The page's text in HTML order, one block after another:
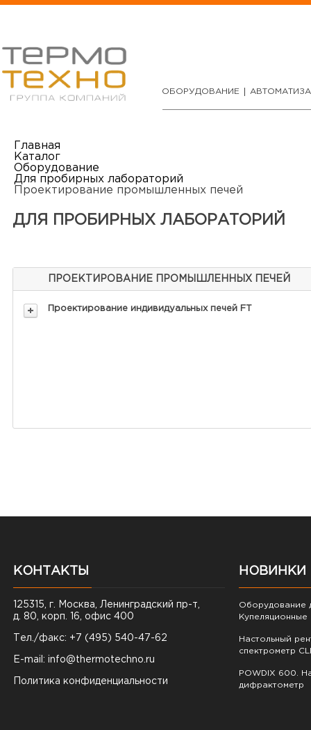
ОБОРУДОВАНИЕ
Главная
Каталог
Оборудование
Для пробирных лабораторий
Проектирование промышленных печей
ДЛЯ ПРОБИРНЫХ ЛАБОРАТОРИЙ
ПРОЕКТИРОВАНИЕ ПРОМЫШЛЕННЫХ ПЕЧЕЙ
Проектирование индивидуальных печей FT
КОНТАКТЫ
125315, г. Москва, Ленинградский пр-т,
д. 80, корп. 16, офис 400
Тел./факс: +7 (495) 540-47-62
E-mail: info@thermotechno.ru
Политика конфиденциальности
НОВИНКИ
Оборудование
Купеляционные
Настольный
спектрометр
POWDIX 600.
дифрактометр